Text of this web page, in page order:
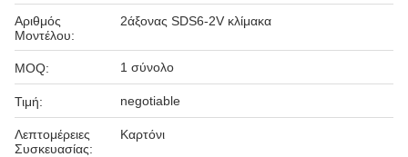
Αριθμός
Μοντέλου:
2άξονας SDS6-2V κλίμακα
MOQ: 1 σύνολο
Τιμή: negotiable
Λεπτομέρειες
Συσκευασίας:
Καρτόνι